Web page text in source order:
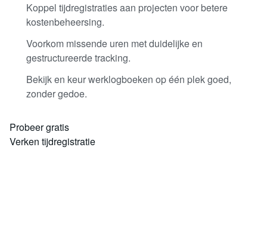
Koppel tijdregistraties aan projecten voor betere
kostenbeheersing.
Voorkom missende uren met duidelijke en
gestructureerde tracking.
Bekijk en keur werklogboeken op één plek goed,
zonder gedoe.
Probeer gratis
Verken tijdregistratie